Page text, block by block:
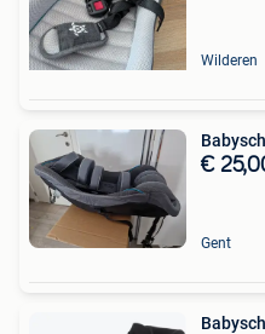
Wilderen
€
Gent